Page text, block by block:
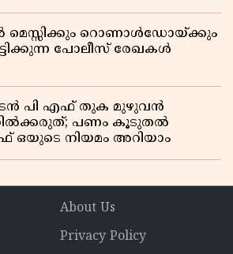
മെസ്സിക്കും റൊണാൾഡോയ്ക്കും
പോലീസ് രേഖകൾ
ഉടൻ പി എഫ് തുക മുഴുവൻ
പണം കൂടുതൽ
ഒയുടെ നിയമം അറിയാം
About Us
Privacy Policy